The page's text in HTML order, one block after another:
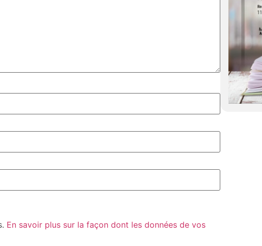
En savoir plus sur la façon dont les données de vos